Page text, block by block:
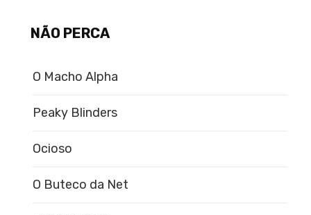
NÃO PERCA
O Macho Alpha
Peaky Blinders
Ocioso
O Buteco da Net